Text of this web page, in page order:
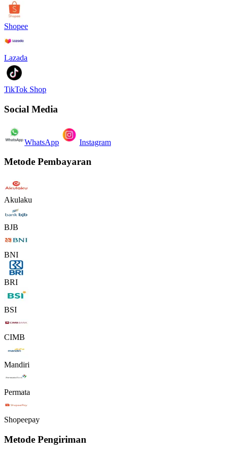
Shopee
Lazada
TikTok Shop
Social Media
WhatsApp Instagram
Metode Pembayaran
Akulaku
BJB
BNI
BRI
BSI
CIMB
Mandiri
Permata
Shopeepay
Metode Pengiriman